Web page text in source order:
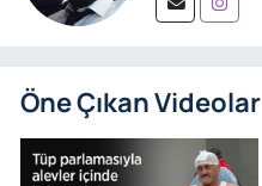
Öne Çıkan Videolar